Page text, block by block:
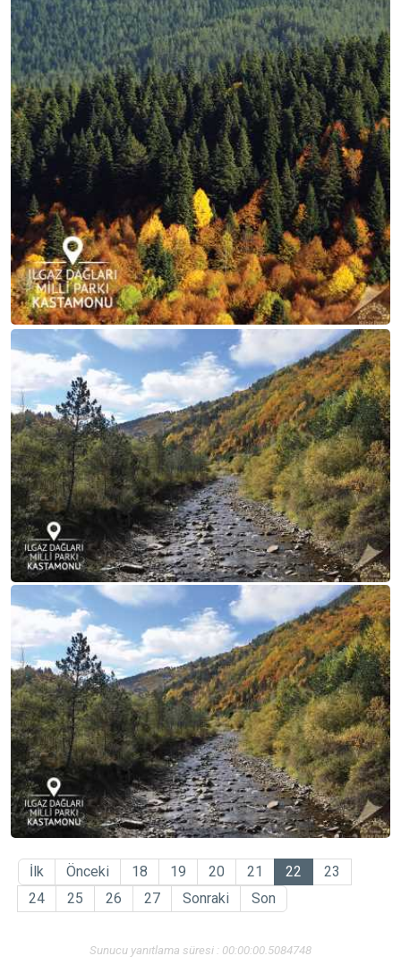
İlk Önceki 18 19 20 21 22
23
24
25 26 27 Sonraki Son
Sunucu yanıtlama süresi : 00:00:00.5084748